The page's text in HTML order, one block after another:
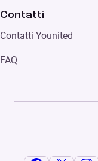
Contatti
Contatti Younited
FAQ